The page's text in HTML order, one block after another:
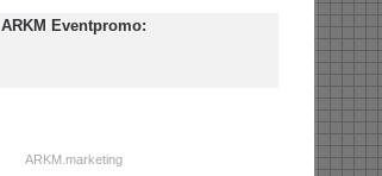
ARKM Eventpromo:
ARKM.marketing